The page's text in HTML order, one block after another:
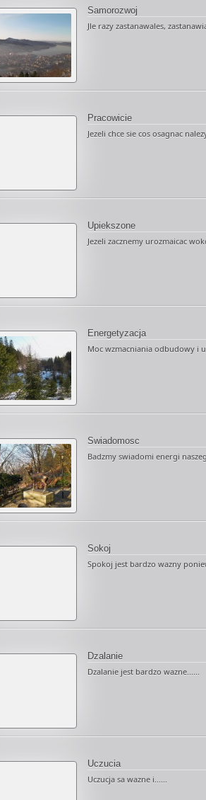
Samorozwoj
Jle razy zastanawales,
Pracowicie
Jezeli chce sie cos osagnac
Upiekszone
Jezeli zacznemy urozmaicac
Energetyzacja
Moc wzmacniania odbudowy i
Swiadomosc
Badzmy swiadomi energi
Sokoj
Spokoj jest bardzo wazny
Dzalanie
Dzalanie jest bardzo wazne......
Uczucia
Uczucja sa wazne i......